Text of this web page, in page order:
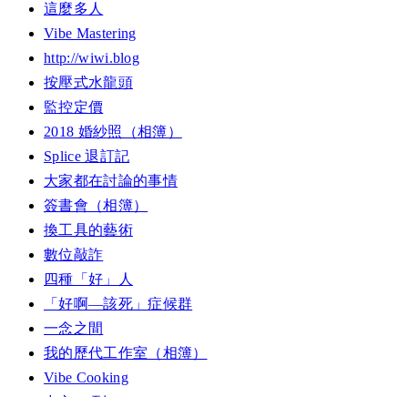
這麼多人
Vibe Mastering
http://wiwi.blog
按壓式水龍頭
監控定價
2018 婚紗照（相簿）
Splice 退訂記
大家都在討論的事情
簽書會（相簿）
換工具的藝術
數位敲詐
四種「好」人
「好啊—該死」症候群
一念之間
我的歷代工作室（相簿）
Vibe Cooking